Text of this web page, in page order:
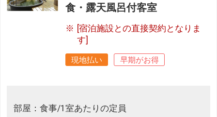
食・露天風呂付客室
[宿泊施設との直接契約となりま
す]
現地払い 早期がお得
部屋：食事/1室あたりの定員